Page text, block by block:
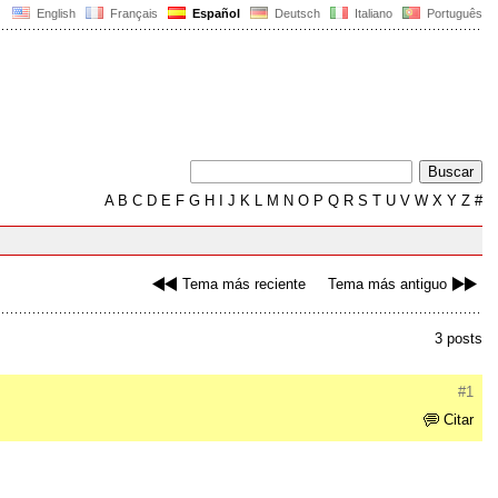
English Français Español Deutsch Italiano Português
AB C D E F G H J K L M N O P Q R S T U V W X Y Z #
Tema más reciente Tema más antiguo
3 posts
#1
Citar